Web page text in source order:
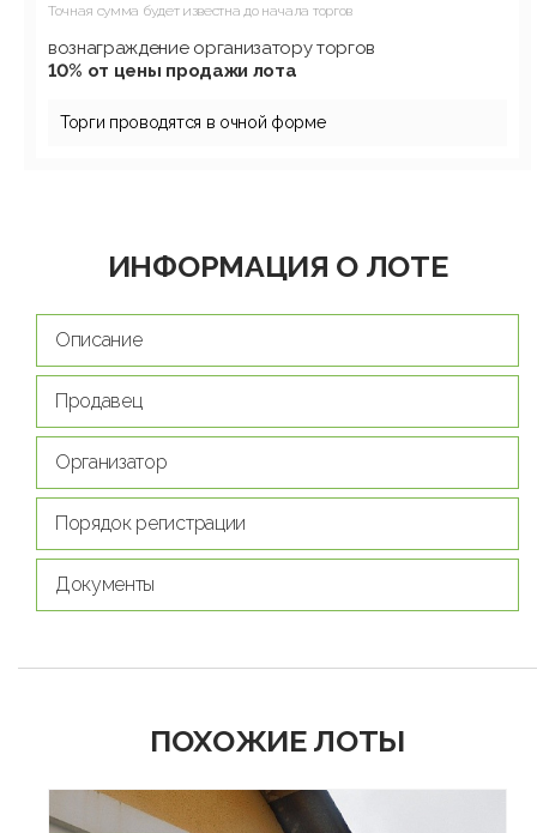
Точная сумма будет известна до начала торгов
вознаграждение организатору торгов
10% от цены продажи лота
Торги проводятся в очной форме
ИНФОРМАЦИЯ О ЛОТЕ
Описание
Продавец
Организатор
Порядок регистрации
Документы
ПОХОЖИЕ ЛОТЫ